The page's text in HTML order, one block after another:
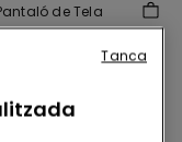
de Tela
€ -46%
Tanca